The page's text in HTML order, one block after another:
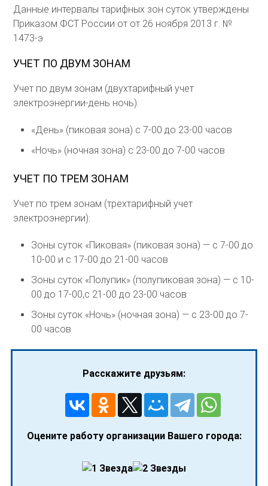
Данные интервалы тарифных зон суток утверждены
Приказом ФСТ России от от 26 ноября 2013 г. №
1473-э
УЧЕТ ПО ДВУМ ЗОНАМ
Учет по двум зонам (двухтарифный учет
электроэнергии-день ночь):
«День» (пиковая зона) с 7-00 до 23-00 часов
«Ночь» (ночная зона) с 23-00 до 7-00 часов
УЧЕТ ПО ТРЕМ ЗОНАМ
Учет по трем зонам (трехтарифный учет
электроэнергии):
Зоны суток «Пиковая» (пиковая зона) — с 7-00 до
10-00 и с 17-00 до 21-00 часов
Зоны суток «Полупик» (полупиковая зона) — с 10-
00 до 17-00,с 21-00 до 23-00 часов
Зоны суток «Ночь» (ночная зона) — с 23-00 до 7-
00 часов
Расскажите друзьям:
Оцените работу организации Вашего города: